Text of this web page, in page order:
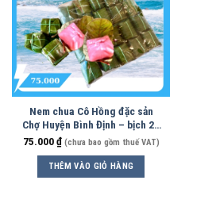
Nem chua Cô Hồng đặc sản
Chợ Huyện Bình Định – bịch 20
chiếc
75.000₫ (chưa bao gồm thuế VAT)
THÊM VÀO GIỎ HÀNG